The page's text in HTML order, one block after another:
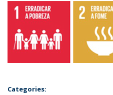
Categories: